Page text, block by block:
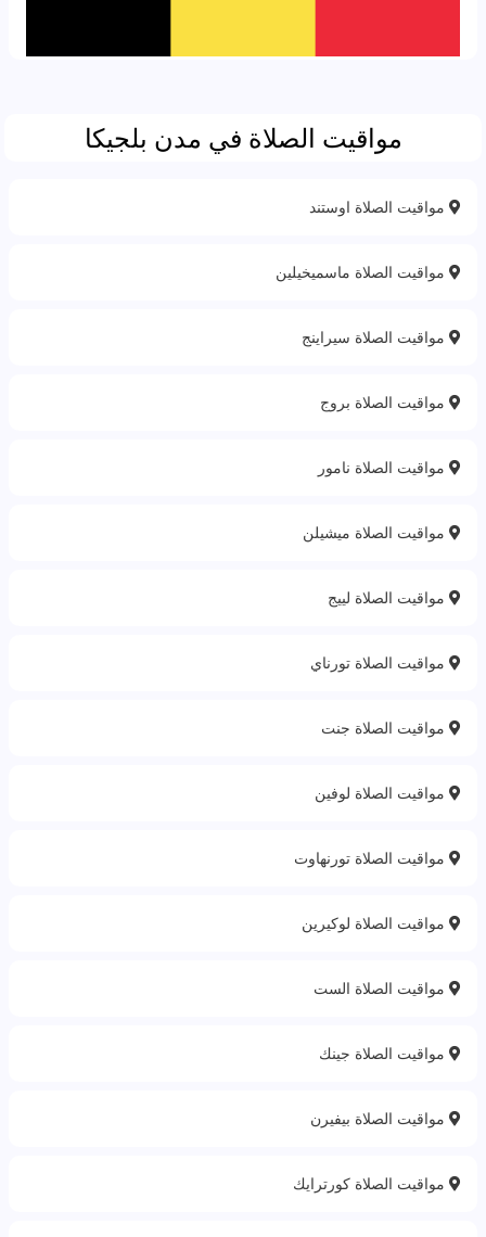
مواقيت الصلاة في مدن بلجيكا
مواقيت الصلاة اوستند
مواقيت الصلاة ماسميخيلين
مواقيت الصلاة سيراينج
مواقيت الصلاة بروج
مواقيت الصلاة نامور
مواقيت الصلاة ميشيلن
مواقيت الصلاة لييج
مواقيت الصلاة تورناي
مواقيت الصلاة جنت
مواقيت الصلاة لوفين
مواقيت الصلاة تورنهاوت
مواقيت الصلاة لوكيرين
مواقيت الصلاة الست
مواقيت الصلاة جينك
مواقيت الصلاة بيفيرن
مواقيت الصلاة كورترايك